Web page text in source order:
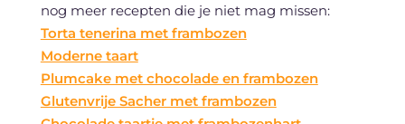
nog meer recepten die je niet mag missen:
Torta tenerina met frambozen
Moderne taart
Plumcake met chocolade en frambozen
Glutenvrije Sacher met frambozen